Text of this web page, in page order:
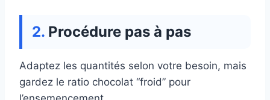
Procédure pas à pas
Adaptez les quantités selon votre besoin, mais
gardez le ratio chocolat “froid” pour